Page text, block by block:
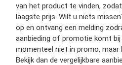
van het product te vinden,
laagste prijs. Wilt u niets
op en ontvang een melding
aanbieding of promotie komt
momenteel niet in promo, maar
Bekijk dan de vergelijkbare